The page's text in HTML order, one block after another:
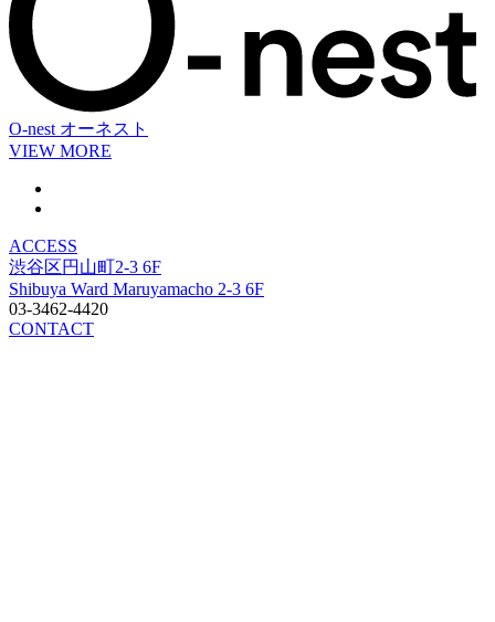
O-nest オーネスト
VIEW MORE
ACCESS
渋谷区円山町2-3 6F
Shibuya Ward Maruyamacho 2-3 6F
03-3462-4420
CONTACT